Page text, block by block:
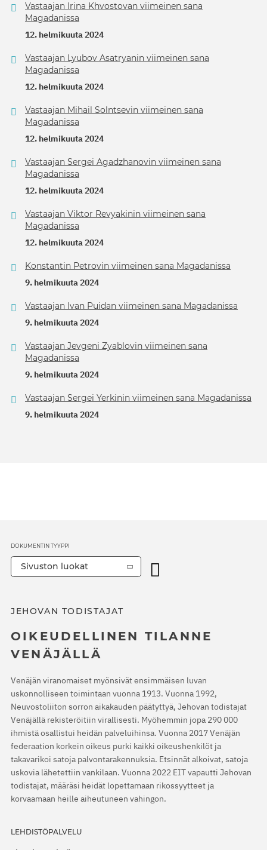
Vastaajan Irina Khvostovan viimeinen sana
Magadanissa
12. helmikuuta 2024
Vastaajan Lyubov Asatryanin viimeinen sana
Magadanissa
12. helmikuuta 2024
Vastaajan Mihail Solntsevin viimeinen sana
Magadanissa
12. helmikuuta 2024
Vastaajan Sergei Agadzhanovin viimeinen sana
Magadanissa
12. helmikuuta 2024
Vastaajan Viktor Revyakinin viimeinen sana
Magadanissa
12. helmikuuta 2024
Konstantin Petrovin viimeinen sana Magadanissa
9. helmikuuta 2024
Vastaajan Ivan Puidan viimeinen sana Magadanissa
9. helmikuuta 2024
Vastaajan Jevgeni Zyablovin viimeinen sana
Magadanissa
9. helmikuuta 2024
Vastaajan Sergei Yerkinin viimeinen sana Magadanissa
9. helmikuuta 2024
JEHOVAN TODISTAJAT
OIKEUDELLINEN TILANNE
VENÄJÄLLÄ
Venäjän viranomaiset myönsivät ensimmäisen luvan
uskonnolliseen toimintaan vuonna 1913. Vuonna 1992,
Neuvostoliiton sorron aikakauden päätyttyä, Jehovan todistajat
Venäjällä rekisteröitiin virallisesti. Myöhemmin jopa 290 000
ihmistä osallistui heidän palveluihinsa. Vuonna 2017 Venäjän
federaation korkein oikeus purki kaikki oikeushenkilöt ja
takavarikoi satoja palvontarakennuksia. Etsinnät alkoivat, satoja
uskovia lähetettiin vankilaan. Vuonna 2022 EIT vapautti Jehovan
todistajat, määräsi heidät lopettamaan rikossyytteet ja
korvaamaan heille aiheutuneen vahingon.
LEHDISTÖPALVELU
DOKUMENTIN TYYPPI
Sivuston luokat